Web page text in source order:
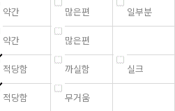
약간 많은편 일부분
약간 많은편
적당함 까실함 실크
적당함 무거움